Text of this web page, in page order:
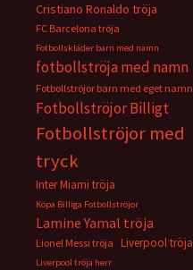
Cristiano Ronaldo tröja
FC Barcelona tröja
Fotbollskläder barn med namn
fotbollströja med namn
Fotbollströjor barn med eget namn
Fotbollströjor Billigt
Fotbollströjor med
tryck
Inter Miami tröja
Köpa Billiga Fotbollströjor
Lamine Yamal tröja
Lionel Messi tröja Liverpool tröja
Liverpool tröja herr